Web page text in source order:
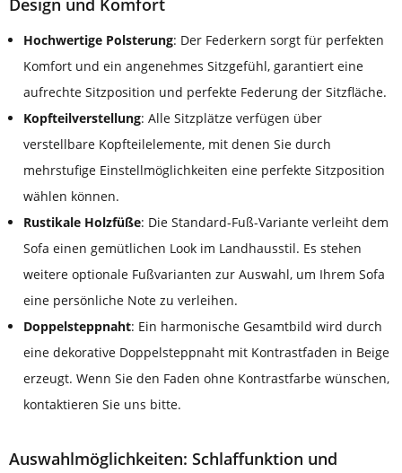
Design und Komfort
Hochwertige Polsterung: Der Federkern sorgt für perfekten
Komfort und ein angenehmes Sitzgefühl, garantiert eine
aufrechte Sitzposition und perfekte Federung der Sitzfläche.
Kopfteilverstellung: Alle Sitzplätze verfügen über
verstellbare Kopfteilelemente, mit denen Sie durch
mehrstufige Einstellmöglichkeiten eine perfekte Sitzposition
wählen können.
Rustikale Holzfüße: Die Standard-Fuß-Variante verleiht dem
Sofa einen gemütlichen Look im Landhausstil. Es stehen
weitere optionale Fußvarianten zur Auswahl, um Ihrem Sofa
eine persönliche Note zu verleihen.
Doppelsteppnaht: Ein harmonische Gesamtbild wird durch
eine dekorative Doppelsteppnaht mit Kontrastfaden in Beige
erzeugt. Wenn Sie den Faden ohne Kontrastfarbe wünschen,
kontaktieren Sie uns bitte.
Auswahlmöglichkeiten: Schlaffunktion und